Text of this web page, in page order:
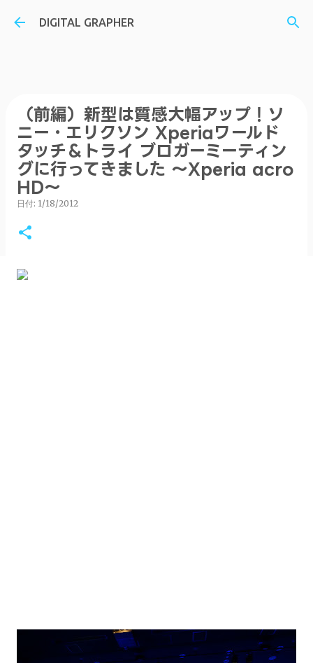
スキップしてメイン コンテンツに移動
DIGITAL GRAPHER
（前編）新型は質感大幅アップ！ソ
ニー・エリクソン Xperiaワールド
タッチ＆トライ ブロガーミーティン
グに行ってきました ～Xperia acro
HD～
日付: 1/18/2012